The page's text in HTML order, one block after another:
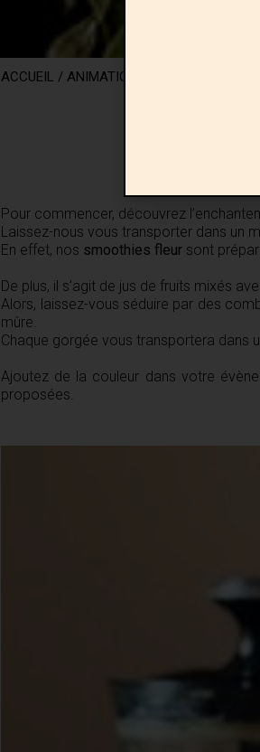
ACCUEIL /ANIMATION
Pour commencer, découvrez
Laissez-nous vous transporter dans un
En effet, nos smoothies fleur sont
De plus, il s’agit de jus de fruits mixés
Alors, laissez-vous séduire par des
mûre.
Chaque gorgée vous transportera dans
Ajoutez de la couleur dans votre
proposées.